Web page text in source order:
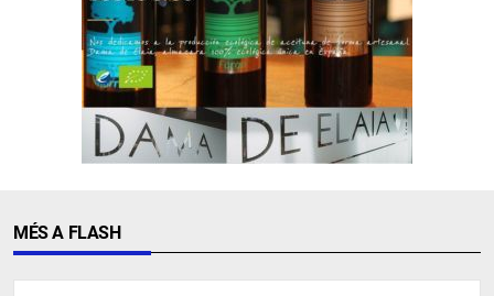
MÉS A FLASH